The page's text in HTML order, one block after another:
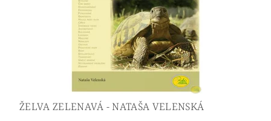
ŽELVA ZELENAVÁ - NATAŠA VELENSKÁ